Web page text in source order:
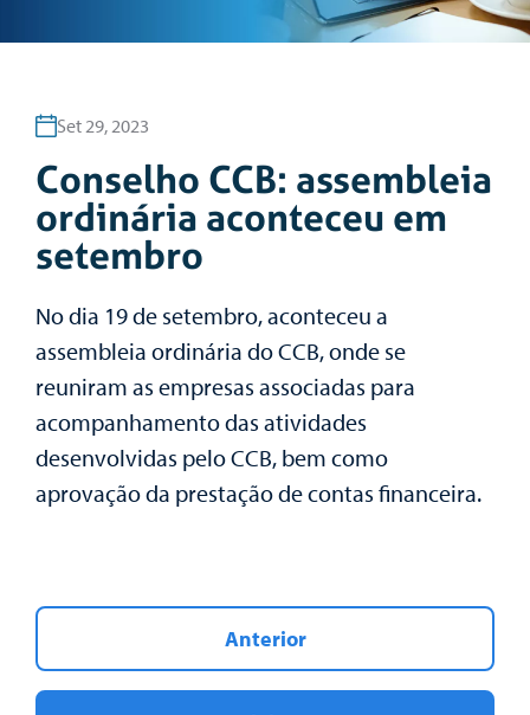
Set 29, 2023
Conselho CCB: assembleia
ordinária aconteceu em
setembro
No dia 19 de setembro, aconteceu a
assembleia ordinária do CCB, onde se
reuniram as empresas associadas para
acompanhamento das atividades
desenvolvidas pelo CCB, bem como
aprovação da prestação de contas financeira.
Anterior